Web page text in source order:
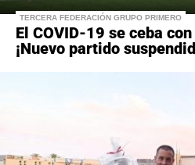
TERCERA FEDERACIÓN GRUPO PRIMERO
El COVID-19 se ceba
¡Nuevo partido